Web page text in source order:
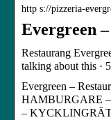
http s://pizzeria-
Evergreen
Restaurang
talking about this ·
Evergreen –
HAMBURGARE
–